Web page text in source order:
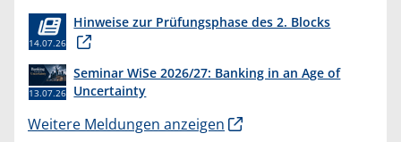
Hinweise zur Prüfungsphase des 2. Blocks
14.07.26
Seminar WiSe 2026/27: Banking in an Age of
Uncertainty
13.07.26
Weitere Meldungen anzeigen